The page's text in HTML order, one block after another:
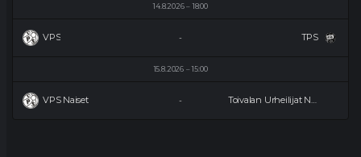
14.8.2026 18:00
VPS TPS
-
15.8.2026 15:00
VPS Naiset Toivalan Urheilijat Naiset
-